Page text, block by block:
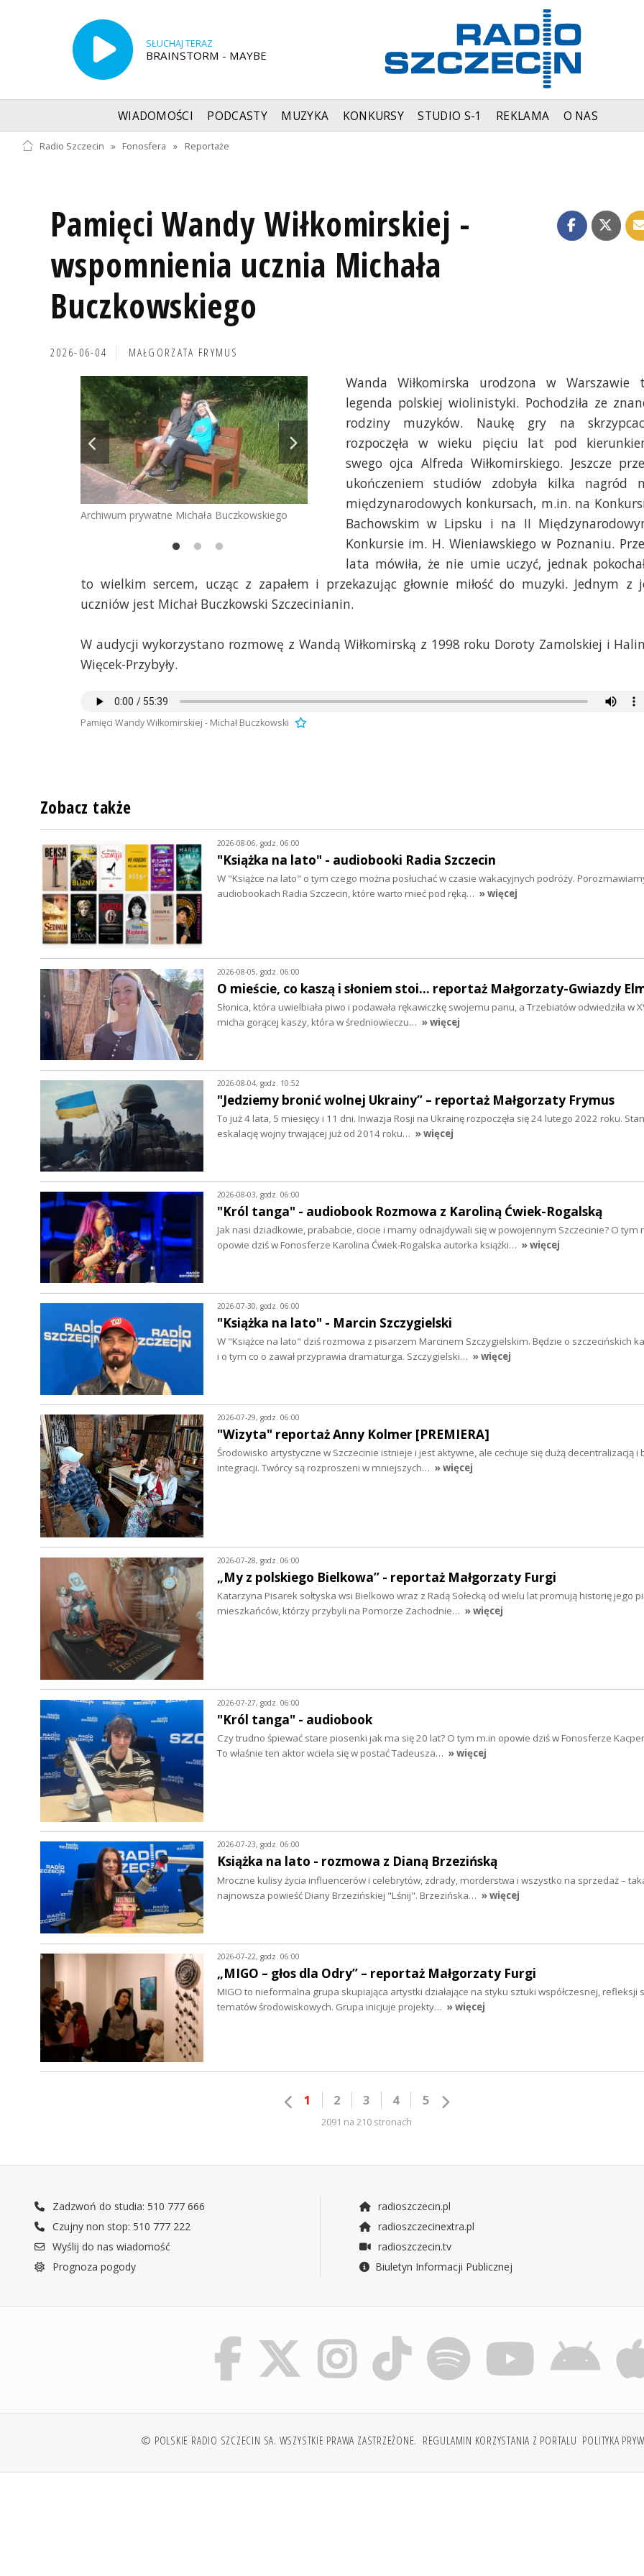
SŁUCHAJ TERAZ
BRAINSTORM - MAYBE
WIADOMOŚCI PODCASTY MUZYKA KONKURSY STUDIO S-1 REKLAMA O NAS
Radio Szczecin » Fonosfera » Reportaże
Pamięci Wandy Wiłkomirskiej -
wspomnienia ucznia Michała
Buczkowskiego
2026-06-04 MAŁGORZATA FRYMUS
Archiwum prywatne Michała Buczkowskiego Archiwum prywatne Michała Buczkowskiego
Wanda Wiłkomirska urodzona w Warszawie
legenda polskiej wiolinistyki. Pochodziła ze
rodziny muzyków. Naukę gry na
rozpoczęła w wieku pięciu lat pod
swego ojca Alfreda Wiłkomirskiego. Jeszcze
ukończeniem studiów zdobyła kilka nagród
międzynarodowych konkursach, m.in. na
Bachowskim w Lipsku i na II
Konkursie im. H. Wieniawskiego w Poznaniu.
lata mówiła, że nie umie uczyć, jednak
to wielkim sercem, ucząc z zapałem i przekazując głownie miłość do muzyki. Jednym z
uczniów jest Michał Buczkowski Szczecinianin.
W audycji wykorzystano rozmowę z Wandą Wiłkomirską z 1998 roku Doroty Zamolskiej i
Więcek-Przybyły.
Pamięci Wandy Wiłkomirskiej - Michał Buczkowski
Zobacz także
2026-08-06, godz. 06:00
"Książka na lato" - audiobooki Radia Szczecin
W "Książce na lato" o tym czego można posłuchać w czasie wakacyjnych podróży.
audiobookach Radia Szczecin, które warto mieć pod ręką… » więcej
2026-08-05, godz. 06:00
O mieście, co kaszą i słoniem stoi... reportaż Małgorzaty-Gwiazdy
Słonica, która uwielbiała piwo i podawała rękawiczkę swojemu panu, a Trzebiatów odwiedziła w
micha gorącej kaszy, która w średniowieczu… » więcej
2026-08-04, godz. 10:52
"Jedziemy bronić wolnej Ukrainy” – reportaż Małgorzaty Frymus
To już 4 lata, 5 miesięcy i 11 dni. Inwazja Rosji na Ukrainę rozpoczęła się 24 lutego 2022 roku.
eskalację wojny trwającej już od 2014 roku… » więcej
2026-08-03, godz. 06:00
"Król tanga" - audiobook Rozmowa z Karoliną Ćwiek-Rogalską
Jak nasi dziadkowie, prababcie, ciocie i mamy odnajdywali się w powojennym Szczecinie? O tym
opowie dziś w Fonosferze Karolina Ćwiek-Rogalska autorka książki… » więcej
2026-07-30, godz. 06:00
"Książka na lato" - Marcin Szczygielski
W "Książce na lato" dziś rozmowa z pisarzem Marcinem Szczygielskim. Będzie o szczecińskich
i o tym co o zawał przyprawia dramaturga. Szczygielski… » więcej
2026-07-29, godz. 06:00
"Wizyta" reportaż Anny Kolmer [PREMIERA]
Środowisko artystyczne w Szczecinie istnieje i jest aktywne, ale cechuje się dużą decentralizacją i
integracji. Twórcy są rozproszeni w mniejszych… » więcej
2026-07-28, godz. 06:00
„My z polskiego Bielkowa” - reportaż Małgorzaty Furgi
Katarzyna Pisarek sołtyska wsi Bielkowo wraz z Radą Sołecką od wielu lat promują historię jego
mieszkańców, którzy przybyli na Pomorze Zachodnie… » więcej
2026-07-27, godz. 06:00
"Król tanga" - audiobook
Czy trudno śpiewać stare piosenki jak ma się 20 lat? O tym m.in opowie dziś w Fonosferze
To właśnie ten aktor wciela się w postać Tadeusza… » więcej
2026-07-23, godz. 06:00
Książka na lato - rozmowa z Dianą Brzezińską
Mroczne kulisy życia influencerów i celebrytów, zdrady, morderstwa i wszystko na sprzedaż –
najnowsza powieść Diany Brzezińskiej "Lśnij". Brzezińska… » więcej
2026-07-22, godz. 06:00
„MIGO – głos dla Odry” – reportaż Małgorzaty Furgi
MIGO to nieformalna grupa skupiająca artystki działające na styku sztuki współczesnej, refleksji
tematów środowiskowych. Grupa inicjuje projekty… » więcej
1 2 3 4 5
2091 na 210 stronach
Zadzwoń do studia: 510 777 666
Czujny non stop: 510 777 222
Wyślij do nas wiadomość
Prognoza pogody
radioszczecin.pl
radioszczecinextra.pl
radioszczecin.tv
Biuletyn Informacji Publicznej
© POLSKIE RADIO SZCZECIN SA. WSZYSTKIE PRAWA ZASTRZEŻONE. REGULAMIN KORZYSTANIA Z PORTALU POLITYKA